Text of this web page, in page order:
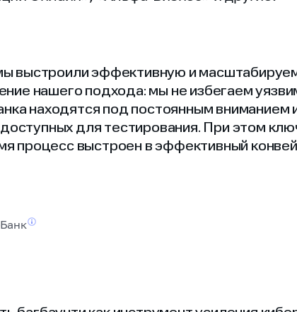
выстроили эффективную и
нашего подхода: мы не избегаем
находятся под постоянным вниманием
для тестирования. При этом
процесс выстроен в эффективный
Банк